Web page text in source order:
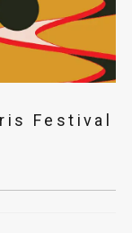
Festival